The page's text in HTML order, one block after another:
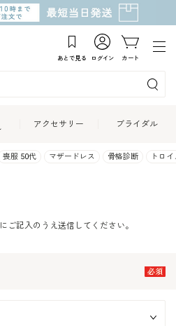
あとで見る ログイン カート
アクセサリー ブライダル
喪服 50代 マザードレス 骨格診断 トロ
ご記入のうえ送信してください。